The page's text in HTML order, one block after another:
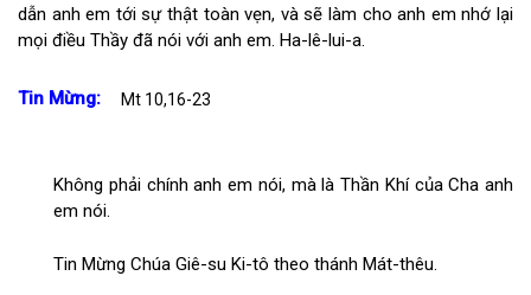
dẫn anh em tới sự thật toàn vẹn, và sẽ làm cho anh em nhớ lại
mọi điều Thầy đã nói với anh em. Ha-lê-lui-a.
Tin Mừng: Mt 10,16-23
Không phải chính anh em nói, mà là Thần Khí của Cha anh
em nói.
Tin Mừng Chúa Giê-su Ki-tô theo thánh Mát-thêu.